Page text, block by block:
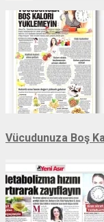
Vücudunuza Boş